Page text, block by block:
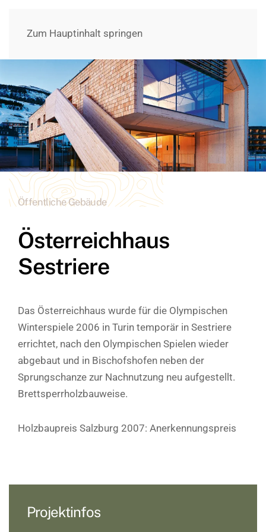
Zum Hauptinhalt springen
Öffentliche Gebäude
Österreichhaus
Sestriere
Das Österreichhaus wurde für die Olympischen
Winterspiele 2006 in Turin temporär in Sestriere
errichtet, nach den Olympischen Spielen wieder
abgebaut und in Bischofshofen neben der
Sprungschanze zur Nachnutzung neu aufgestellt.
Brettsperrholzbauweise.
Holzbaupreis Salzburg 2007: Anerkennungspreis
Projektinfos